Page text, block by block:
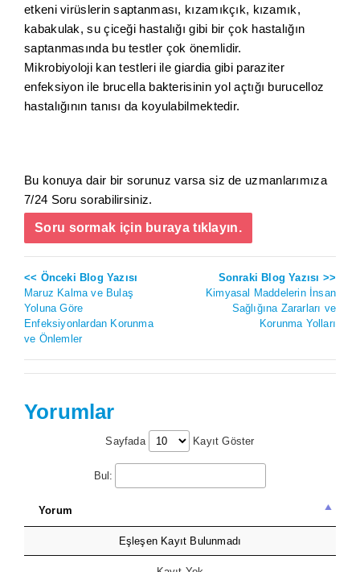
etkeni virüslerin saptanması, kızamıkçık, kızamık,
kabakulak, su çiceği hastalığı gibi bir çok hastalığın
saptanmasında bu testler çok önemlidir.
Mikrobiyoloji kan testleri ile giardia gibi paraziter
enfeksiyon ile brucella bakterisinin yol açtığı burucelloz
hastalığının tanısı da koyulabilmektedir.
Bu konuya dair bir sorunuz varsa siz de uzmanlarımıza
7/24 Soru sorabilirsiniz.
Soru sormak için buraya tıklayın.
<< Önceki Blog Yazısı
Maruz Kalma ve Bulaş
Yoluna Göre
Enfeksiyonlardan Korunma
ve Önlemler
Sonraki Blog Yazısı >>
Kimyasal Maddelerin İnsan
Sağlığına Zararları ve
Korunma Yolları
Yorumlar
Sayfada Kayıt Göster
Bul:
Yorum
Eşleşen Kayıt Bulunmadı